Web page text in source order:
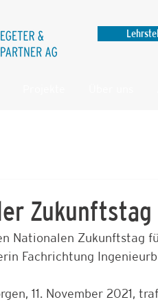
Zukunftstag
Nationalen Zukunftstag
Fachrichtung
11. November 2021,